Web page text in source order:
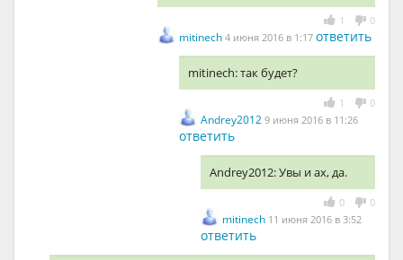
1 0
mitinech 4 июня 2016 в 1:17 ответить
mitinech: так будет?
1 0
Andrey2012 9 июня 2016 в 11:26
ответить
Andrey2012: Увы и ах, да.
0 0
mitinech 11 июня 2016 в 3:52
ответить